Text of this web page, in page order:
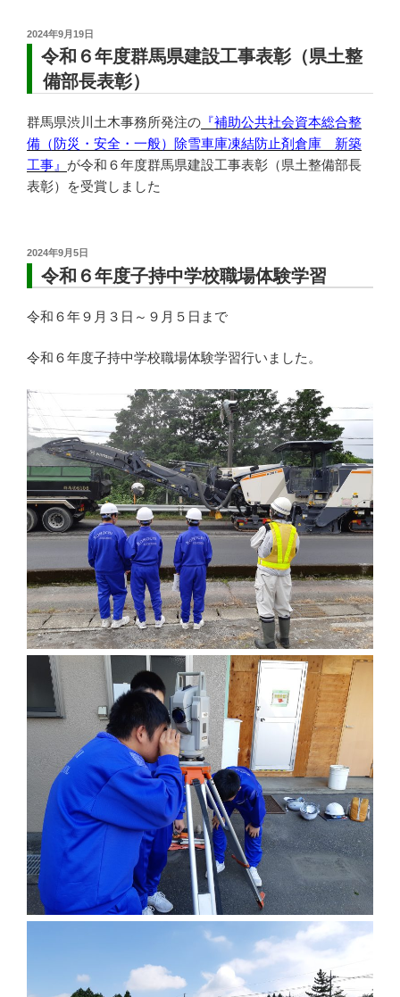
投
2024年9月19日
令和６年度群馬県建設工事表彰（県土整
備部長表彰）
群馬県渋川土木事務所発注の 『補助公共社会資本総合整
備（防災・安全・一般）除雪車庫凍結防止剤倉庫 新築
工事』 が令和６年度群馬県建設工事表彰（県土整備部長
表彰）を受賞しました
投
2024年9月5日
令和６年度子持中学校職場体験学習
令和６年９月３日～９月５日まで
令和６年度子持中学校職場体験学習行いました。